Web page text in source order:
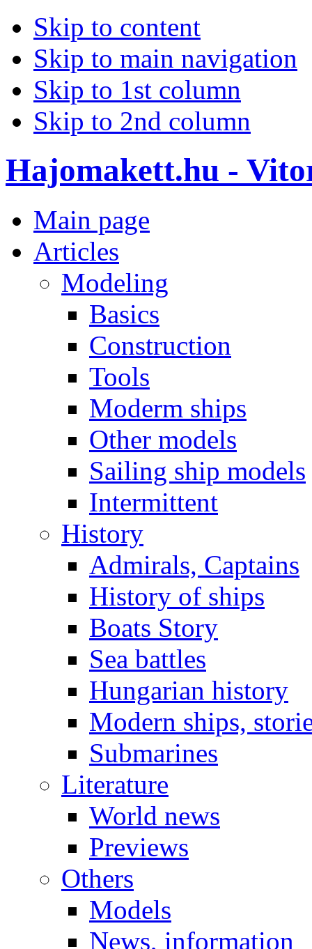
Skip to content
Skip to main navigation
Skip to 1st column
Skip to 2nd column
Hajomakett.hu -
Main page
Articles
Modeling
Basics
Construction
Tools
Moderm ships
Other models
Sailing ship models
Intermittent
History
Admirals, Captains
History of ships
Boats Story
Sea battles
Hungarian history
Modern ships,
Submarines
Literature
World news
Previews
Others
Models
News, information